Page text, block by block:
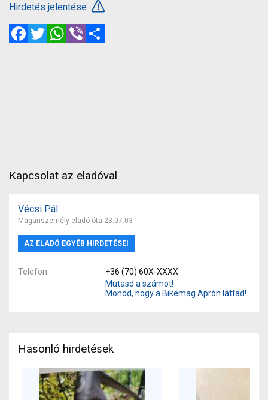
Hirdetés jelentése
FacebookTwitterWhatsApp
Viber
Kapcsolat az eladóval
Vécsi Pál
Magánszemély eladó óta 23.07.03
AZ ELADÓ EGYÉB HIRDETÉSEI
Telefon
+36 (70) 60X-XXXX
Mutasd a számot!
Mondd, hogy a Bikemag Aprón láttad!
Hasonló hirdetések